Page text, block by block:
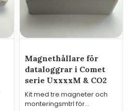
Magnethållare för
dataloggrar i Comet
serie UxxxxM & CO2
Kit med tre magneter och
monteringsmtrl för